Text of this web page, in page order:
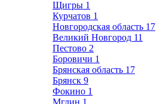
Щигры 1
Курчатов 1
Новгородская область 17
Великий Новгород 11
Пестово 2
Боровичи 1
Брянская область 17
Брянск 9
Фокино 1
Мглин 1